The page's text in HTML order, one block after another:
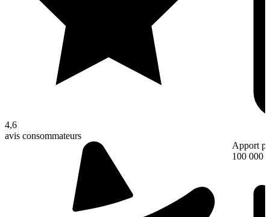
4,6
avis consommateurs
Apport
100 000 €